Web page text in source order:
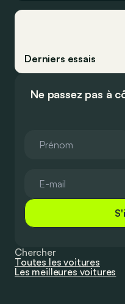
Derniers essais
Ne passez pas à
Chercher
Toutes les voitures
Les meilleures voitures